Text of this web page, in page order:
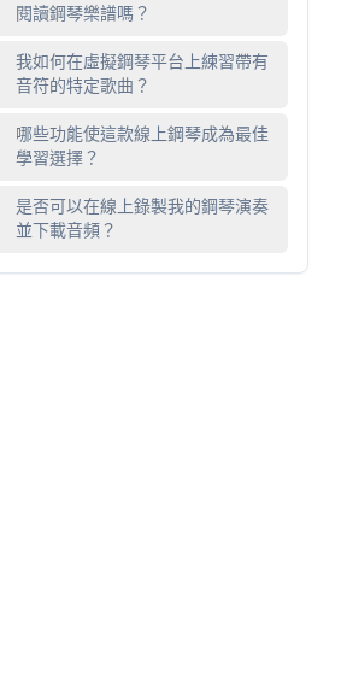
閱讀鋼琴樂譜嗎？
我如何在虛擬鋼琴平台上練習帶有
音符的特定歌曲？
哪些功能使這款線上鋼琴成為最佳
學習選擇？
是否可以在線上錄製我的鋼琴演奏
並下載音頻？